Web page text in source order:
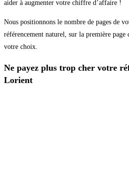
aider à augmenter votre chiffre d’affaire !
Nous positionnons le nombre de pages de
référencement naturel, sur la première page
votre choix.
Ne payez plus trop cher votre
Lorient